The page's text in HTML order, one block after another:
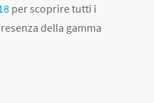
per scoprire tutti i
della gamma